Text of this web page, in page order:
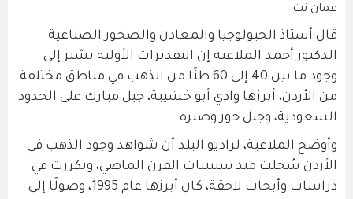
عمان نت
قال أستاذ الجيولوجيا والمعادن والصخور الصناعية
الدكتور أحمد الملاعبة إن التقديرات الأولية تشير إلى
وجود ما بين 40 إلى 60 طنًا من الذهب في مناطق مختلفة
من الأردن، أبرزها وادي أبو خشيبة، جبل مبارك على الحدود
السعودية، وجبل حور وصبره.
وأوضح الملاعبة، لراديو البلد أن شواهد وجود الذهب في
الأردن سُجلت منذ ستينيات القرن الماضي، وتكررت في
دراسات وأبحاث لاحقة، كان أبرزها عام 1995، وصولًا إلى